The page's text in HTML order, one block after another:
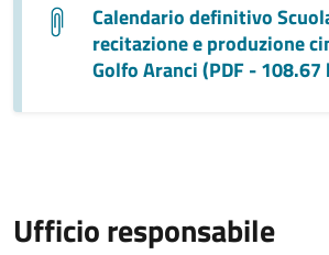
Calendario definitivo
recitazione e produzione
Golfo Aranci (PDF - 108.67
Ufficio responsabile